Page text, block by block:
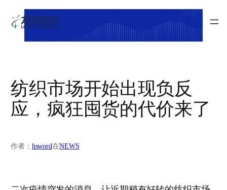
indian
sex
XXXX
sex
tube
xxx
hd
xxxx
跳
至
纺织市场开始出现负反
应，疯狂囤货的代价来了
作者： hsword在NEWS